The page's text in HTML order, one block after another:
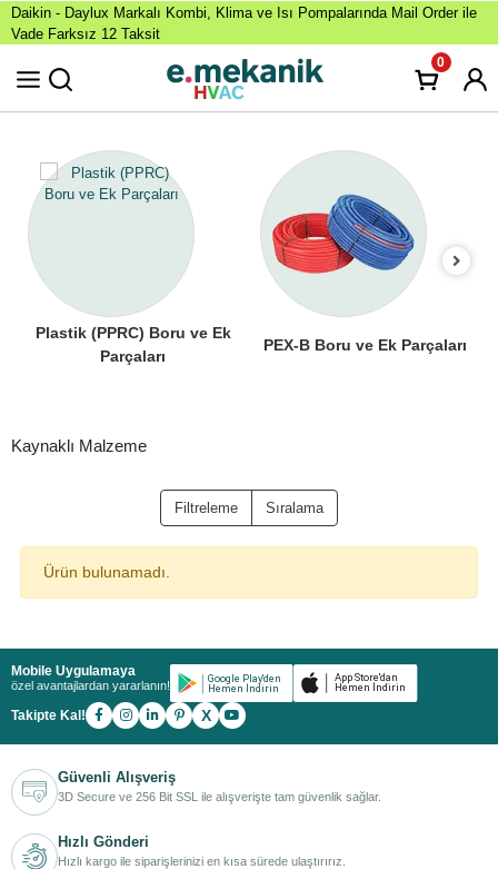
Daikin - Daylux Markalı Kombi, Klima ve Isı Pompalarında Mail Order ile
Vade Farksız 12 Taksit
0
Plastik (PPRC) Boru ve Ek
Parçaları
PEX-B Boru ve Ek Parçaları
Kaynaklı Malzeme
Filtreleme Sıralama
Ürün bulunamadı.
Mobile Uygulamaya
özel avantajlardan yararlanın!
Takipte Kal! X
Güvenli Alışveriş
3D Secure ve 256 Bit SSL ile alışverişte tam güvenlik sağlar.
Hızlı Gönderi
Hızlı kargo ile siparişlerinizi en kısa sürede ulaştırırız.